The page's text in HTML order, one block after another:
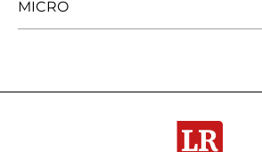
MICRO